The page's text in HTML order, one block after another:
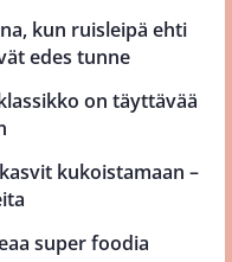
kun ruisleipä ehti
edes tunne
on täyttävää
kukoistamaan –
super foodia